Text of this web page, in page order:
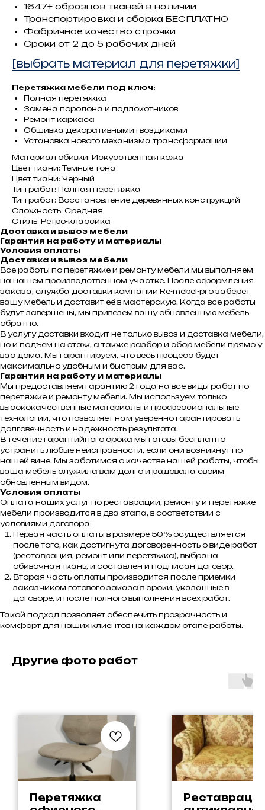
1647+ образцов тканей в наличии
Транспортировка и сборка БЕСПЛАТНО
Фабричное качество строчки
Сроки от 2 до 5 рабочих дней
[выбрать материал для перетяжки]
Перетяжка мебели под ключ:
Полная перетяжка
Замена поролона и подлокотников
Ремонт каркаса
Обшивка декоративными гвоздиками
Установка нового механизма трансформации
Материал обивки: Искусственная кожа
Цвет ткани: Темные тона
Цвет ткани: Черный
Тип работ: Полная перетяжка
Тип работ: Восстановление деревянных конструкций
Сложность: Средняя
Стиль: Ретро-классика
Доставка и вывоз мебели
Гарантия на работу и материалы
Условия оплаты
Доставка и вывоз мебели
Все работы по перетяжке и ремонту мебели мы выполняем
на нашем производственном участке. После оформления
заказа, служба доставки компании Re-mebel-pro заберет
вашу мебель и доставит её в мастерскую. Когда все работы
будут завершены, мы привезем вашу обновленную мебель
обратно.
В услугу доставки входит не только вывоз и доставка мебели,
но и подъем на этаж, а также разбор и сбор мебели прямо у
вас дома. Мы гарантируем, что весь процесс будет
максимально удобным и быстрым для вас.
Гарантия на работу и материалы
Мы предоставляем гарантию 2 года на все виды работ по
перетяжке и ремонту мебели. Мы используем только
высококачественные материалы и профессиональные
технологии, что позволяет нам уверенно гарантировать
долговечность и надежность результата.
В течение гарантийного срока мы готовы бесплатно
устранить любые неисправности, если они возникнут по
нашей вине. Мы заботимся о качестве нашей работы, чтобы
ваша мебель служила вам долго и радовала своим
обновленным видом.
Условия оплаты
Оплата наших услуг по реставрации, ремонту и перетяжке
мебели производится в два этапа, в соответствии с
условиями договора:
Первая часть оплаты в размере 50% осуществляется
после того, как достигнута договоренность о виде работ
(реставрация, ремонт или перетяжка), выбрана
обивочная ткань, и составлен и подписан договор.
Вторая часть оплаты производится после приемки
заказчиком готового заказа в сроки, указанные в
договоре, и после полного выполнения всех работ.
Такой подход позволяет обеспечить прозрачность и
комфорт для наших клиентов на каждом этапе работы.
Другие фото работ
Перетяжка